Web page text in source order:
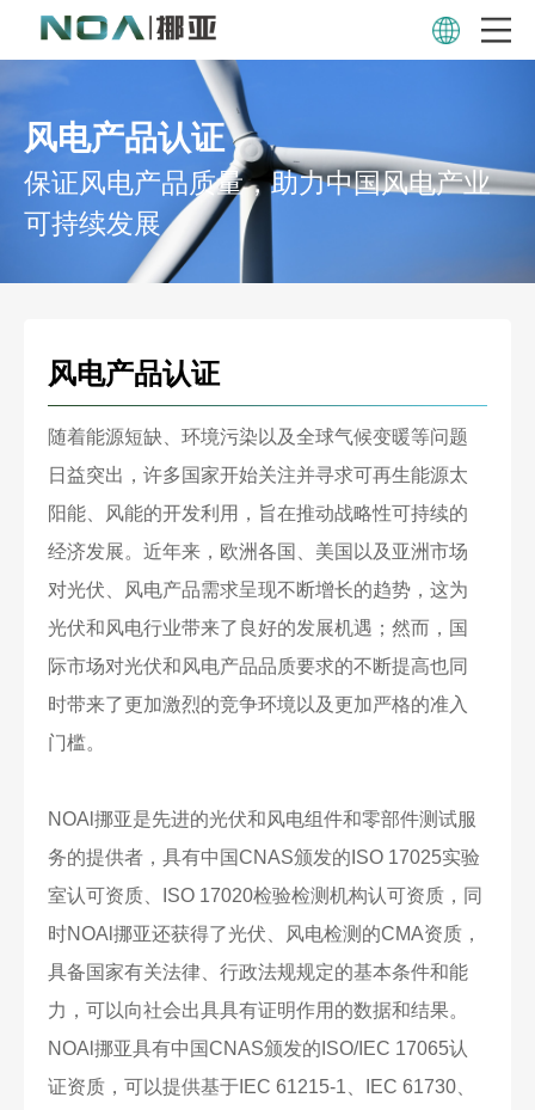
风电产品认证
保证风电产品质量，助力中国风电产业
可持续发展
风电产品认证
随着能源短缺、环境污染以及全球气候变暖等问题
日益突出，许多国家开始关注并寻求可再生能源太
阳能、风能的开发利用，旨在推动战略性可持续的
经济发展。近年来，欧洲各国、美国以及亚洲市场
对光伏、风电产品需求呈现不断增长的趋势，这为
光伏和风电行业带来了良好的发展机遇；然而，国
际市场对光伏和风电产品品质要求的不断提高也同
时带来了更加激烈的竞争环境以及更加严格的准入
门槛。
NOAl挪亚是先进的光伏和风电组件和零部件测试服
务的提供者，具有中国CNAS颁发的ISO 17025实验
室认可资质、ISO 17020检验检测机构认可资质，同
时NOAl挪亚还获得了光伏、风电检测的CMA资质，
具备国家有关法律、行政法规规定的基本条件和能
力，可以向社会出具具有证明作用的数据和结果。
NOAl挪亚具有中国CNAS颁发的ISO/IEC 17065认
证资质，可以提供基于IEC 61215-1、IEC 61730、